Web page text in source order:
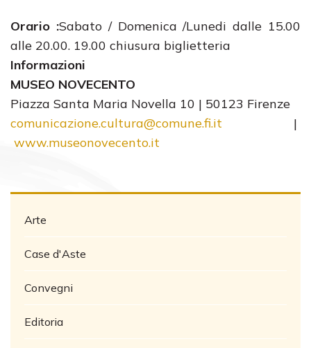
Orario :Sabato / Domenica /Lunedi dalle 15.00
alle 20.00. 19.00 chiusura biglietteria
Informazioni
MUSEO NOVECENTO
Piazza Santa Maria Novella 10 | 50123 Firenze
comunicazione.cultura@comune.fi.it |
www.museonovecento.it
Arte
Case d'Aste
Convegni
Editoria